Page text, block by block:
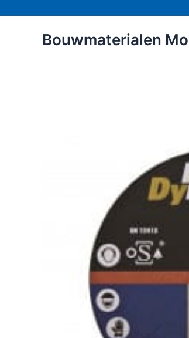
Bouwmaterialen